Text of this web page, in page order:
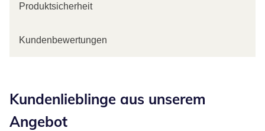
Produktsicherheit
Kundenbewertungen
Kundenlieblinge aus unserem
Angebot